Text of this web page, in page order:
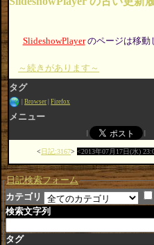
SlideshowPlayerのページは移動
～続きがあります～
タグ
Browser Firefox
メニュー
日記:3167 2013年07月17日(水)
日記検索フォーム
カテゴリ
検索文字列
タグ